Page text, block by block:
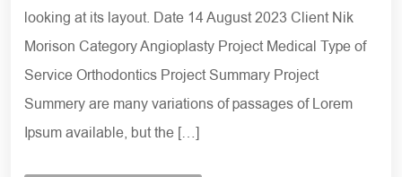
looking at its layout. Date 14 August 2023 Client Nik
Morison Category Angioplasty Project Medical Type of
Service Orthodontics Project Summary Project
Summery are many variations of passages of Lorem
Ipsum available, but the […]